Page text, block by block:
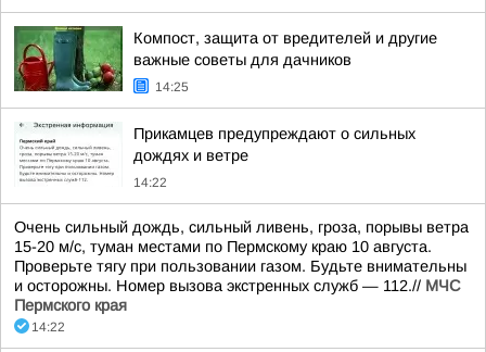
Компост, защита от вредителей и другие
важные советы для дачников
14:25
Прикамцев предупреждают о сильных
дождях и ветре
14:22
Очень сильный дождь, сильный ливень, гроза, порывы ветра
15-20 м/с, туман местами по Пермскому краю 10 августа.
Проверьте тягу при пользовании газом. Будьте внимательны
и осторожны. Номер вызова экстренных служб — 112.// МЧС
Пермского края
14:22